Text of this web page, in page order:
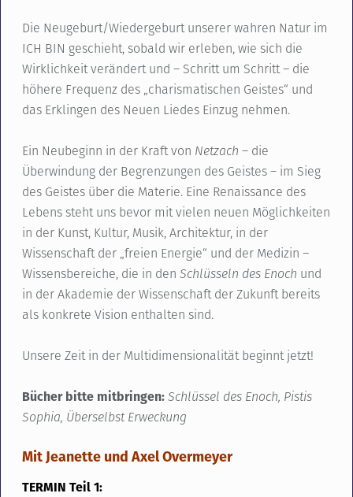
Die Neugeburt/Wiedergeburt unserer wahren Natur im
ICH BIN geschieht, sobald wir erleben, wie sich die
Wirklichkeit verändert und – Schritt um Schritt – die
höhere Frequenz des „charismatischen Geistes“ und
das Erklingen des Neuen Liedes Einzug nehmen.
Ein Neubeginn in der Kraft von Netzach – die
Überwindung der Begrenzungen des Geistes – im Sieg
des Geistes über die Materie. Eine Renaissance des
Lebens steht uns bevor mit vielen neuen Möglichkeiten
in der Kunst, Kultur, Musik, Architektur, in der
Wissenschaft der „freien Energie“ und der Medizin –
Wissensbereiche, die in den Schlüsseln des Enoch und
in der Akademie der Wissenschaft der Zukunft bereits
als konkrete Vision enthalten sind.
Unsere Zeit in der Multidimensionalität beginnt jetzt!
Bücher bitte mitbringen:Schlüssel des Enoch, Pistis
Sophia, Überselbst Erweckung
Mit Jeanette und Axel Overmeyer
TERMIN Teil 1: